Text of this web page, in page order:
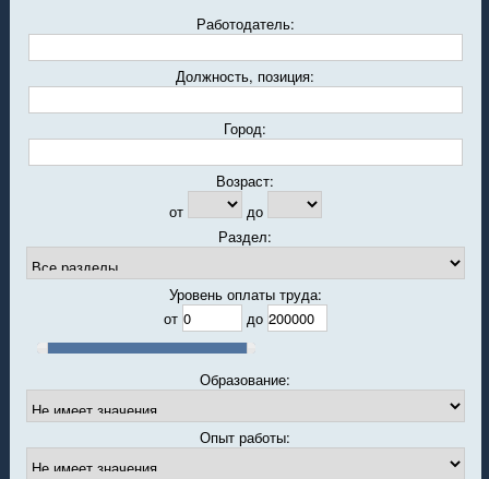
Работодатель:
Должность, позиция:
Город:
Возраст:
от
до
Раздел:
Уровень оплаты труда:
от
до
Образование:
Опыт работы: